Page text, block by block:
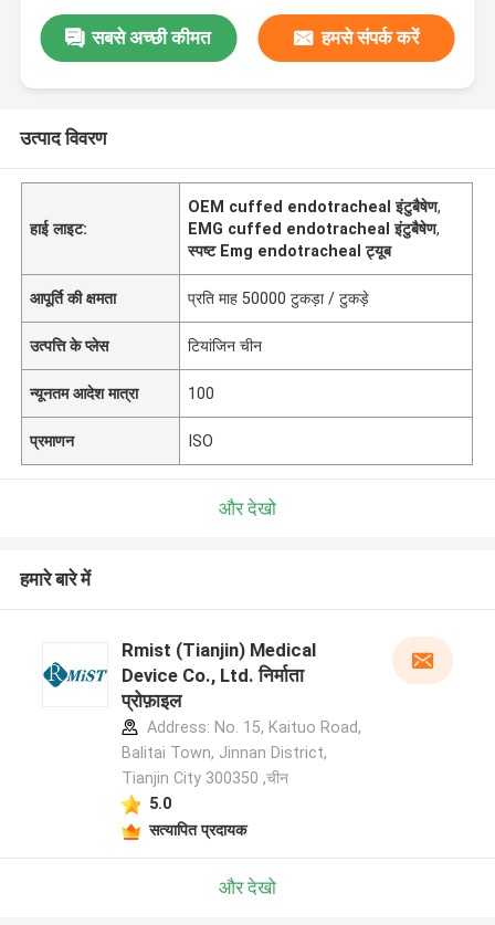
सबसे अच्छी कीमत हमसे संपर्क करें
उत्पाद विवरण
हाई लाइट:
OEM cuffed endotracheal इंटुबैषेण,
EMG cuffed endotracheal इंटुबैषेण,
स्पष्ट Emg endotracheal ट्यूब
आपूर्ति की क्षमता प्रति माह 50000 टुकड़ा / टुकड़े
उत्पत्ति के प्लेस टियांजिन चीन
न्यूनतम आदेश मात्रा 100
प्रमाणन ISO
और देखो
हमारे बारे में
Rmist (Tianjin) Medical
Device Co., Ltd. निर्माता
प्रोफ़ाइल
Address: No. 15, Kaituo Road,
Balitai Town, Jinnan District,
Tianjin City 300350 ,चीन
5.0
सत्यापित प्रदायक
और देखो